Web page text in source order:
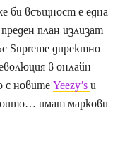
би всъщност е една
план излизат
Supreme директно
в онлайн
с новитеYeezy’sи
имат маркови